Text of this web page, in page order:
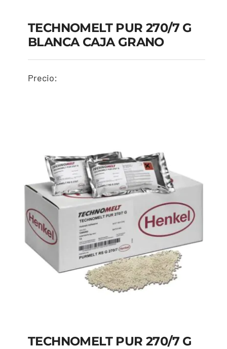
TECHNOMELT PUR
TECHNOMELT PUR 270/7 G
BLANCA CAJA GRANO
Precio:
TECHNOMELT PUR 270/7 G